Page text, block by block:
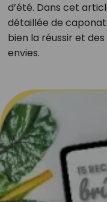
d’été. Dans cet
détaillée de
bien la réussir et
envies.